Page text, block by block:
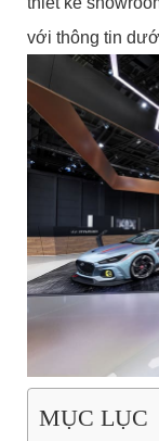
với thông tin
MỤC LỤC